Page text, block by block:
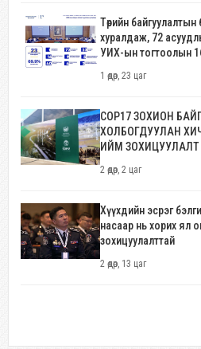
Төрийн
хуралдаж, 72
УИХ-ын тогтоолын
1 өдөр, 23 цаг
COP17 ЗОХИОН
ХОЛБОГДУУЛАН
ИЙМ
2 өдөр, 2 цаг
Хүүхдийн эсрэг
насаар нь хорих ял
зохицуулалттай
2 өдөр, 13 цаг